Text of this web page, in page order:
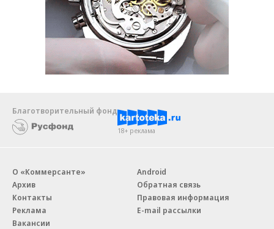
Благотворительный фонд
18+ реклама
О «Коммерсанте»
Архив
Контакты
Реклама
Вакансии
Android
Обратная связь
Правовая информация
E-mail рассылки